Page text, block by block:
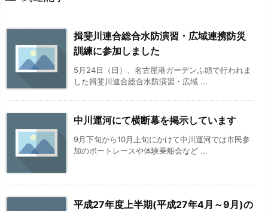
揖斐川連合総合水防演習・広域連携防災
訓練に参加しました
5月24日（日）、名古屋港ガーデンふ頭で行われま
した揖斐川連合総合水防演習・広域 ...
中川運河にて横断幕を掲示しています
9月下旬から10月上旬にかけて中川運河では市民参
加のボートレースや体験乗船会など ...
平成27年度上半期(平成27年4月～9月)の